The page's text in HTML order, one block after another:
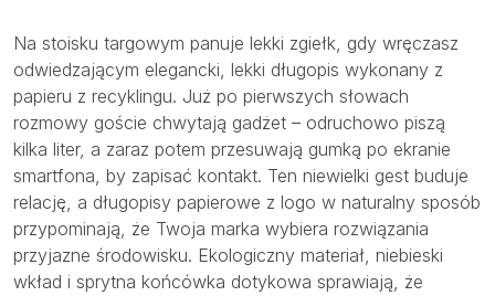
Na stoisku targowym panuje lekki zgiełk, gdy wręczasz
odwiedzającym elegancki, lekki długopis wykonany z
papieru z recyklingu. Już po pierwszych słowach
rozmowy goście chwytają gadżet – odruchowo piszą
kilka liter, a zaraz potem przesuwają gumką po ekranie
smartfona, by zapisać kontakt. Ten niewielki gest buduje
relację, a długopisy papierowe z logo w naturalny sposób
przypominają, że Twoja marka wybiera rozwiązania
przyjazne środowisku. Ekologiczny materiał, niebieski
wkład i sprytna końcówka dotykowa sprawiają, że